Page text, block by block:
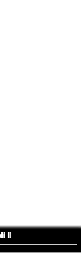
г., г. Минск, ул.
г., г. Брест, ул.
г., г. Гродно,
г., г. Минск, ул.
I
II II
II
I